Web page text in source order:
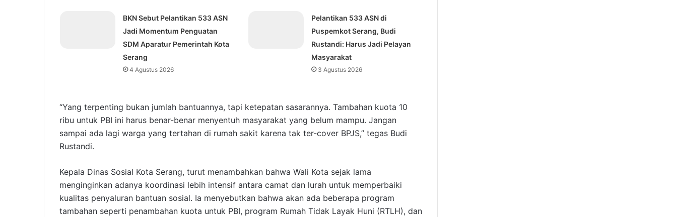
BKN Sebut Pelantikan 533 ASN
Jadi Momentum Penguatan
SDM Aparatur Pemerintah Kota
Serang
4 Agustus 2026
Pelantikan 533 ASN di
Puspemkot Serang, Budi
Rustandi: Harus Jadi Pelayan
Masyarakat
3 Agustus 2026
“Yang terpenting bukan jumlah bantuannya, tapi ketepatan sasarannya. Tambahan kuota 10
ribu untuk PBI ini harus benar-benar menyentuh masyarakat yang belum mampu. Jangan
sampai ada lagi warga yang tertahan di rumah sakit karena tak ter-cover BPJS,” tegas Budi
Rustandi.
Kepala Dinas Sosial Kota Serang, turut menambahkan bahwa Wali Kota sejak lama
menginginkan adanya koordinasi lebih intensif antara camat dan lurah untuk memperbaiki
kualitas penyaluran bantuan sosial. Ia menyebutkan bahwa akan ada beberapa program
tambahan seperti penambahan kuota untuk PBI, program Rumah Tidak Layak Huni (RTLH), dan